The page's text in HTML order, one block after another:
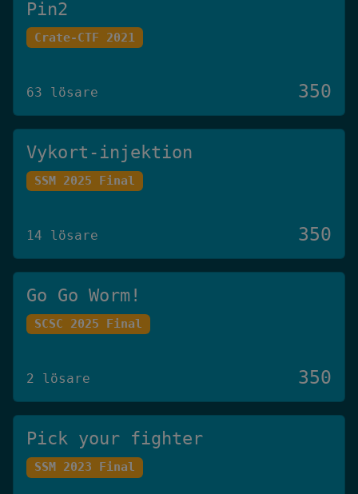
Pin2
Crate-CTF 2021
63 lösare 350
Vykort-injektion
SSM 2025 Final
14 lösare 350
Go Go Worm!
SCSC 2025 Final
2 lösare 350
Pick your fighter
SSM 2023 Final